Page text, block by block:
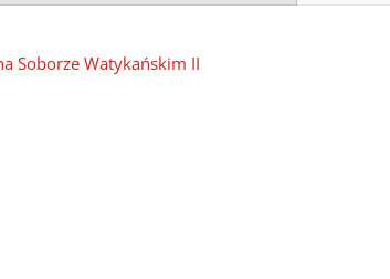
Soborze Watykańskim II